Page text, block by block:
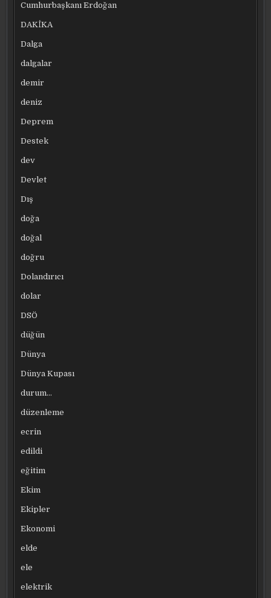
Cumhurbaşkanı Erdoğan
DAKİKA
Dalga
dalgalar
demir
deniz
Deprem
Destek
dev
Devlet
Dış
doğa
doğal
doğru
Dolandırıcı
dolar
DSÖ
düğün
Dünya
Dünya Kupası
durum…
düzenleme
ecrin
edildi
eğitim
Ekim
Ekipler
Ekonomi
elde
ele
elektrik